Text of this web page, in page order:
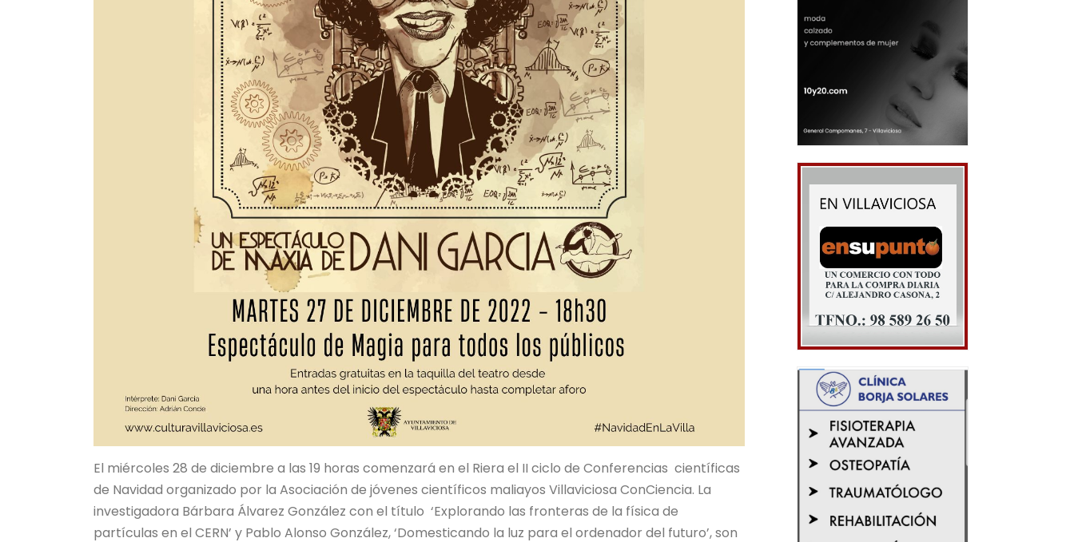
El miércoles 28 de diciembre a las 19 horas comenzará en el Riera el II ciclo de Conferencias científicas
de Navidad organizado por la Asociación de jóvenes científicos maliayos Villaviciosa ConCiencia. La
investigadora Bárbara Álvarez González con el título ‘Explorando las fronteras de la física de
partículas en el CERN’ y Pablo Alonso González, ‘Domesticando la luz para el ordenador del futuro’, son